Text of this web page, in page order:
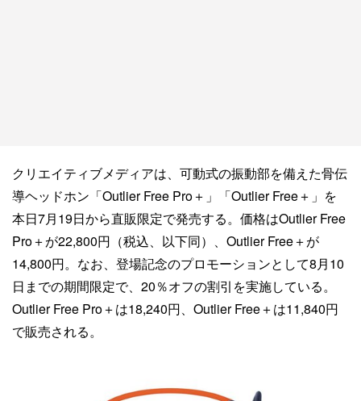
クリエイティブメディアは、可動式の振動部を備えた骨伝
導ヘッドホン「Outlier Free Pro＋」「Outlier Free＋」を
本日7月19日から直販限定で発売する。価格はOutlier Free
Pro＋が22,800円（税込、以下同）、Outlier Free＋が
14,800円。なお、登場記念のプロモーションとして8月10
日までの期間限定で、20％オフの割引を実施している。
Outlier Free Pro＋は18,240円、Outlier Free＋は11,840円
で販売される。